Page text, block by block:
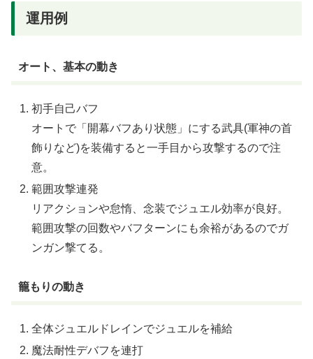
運用例
オート、基本の動き
初手自己バフ
オートで「開幕バフあり状態」にする武具(軍神の首
飾りなど)を装備すると一手目から攻撃するので注
意。
範囲攻撃連発
リアクションや怠惰、念装でジュエル効率が良好。
範囲攻撃の回数やバフターンにも余裕があるのでガ
ンガン撃てる。
籠もりの動き
全体ジュエルドレインでジュエルを補給
魔法耐性デバフを連打